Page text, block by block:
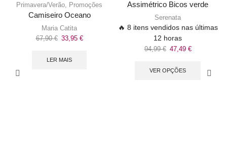
Primavera/Verão, Promoções
Camiseiro Oceano
Maria Catita
67,90€ 33,95 €
LER MAIS
Assimétrico Bicos verde
Serenata
🔥 8 itens vendidos nas últimas
12 horas
94,99€ 47,49 €
VER OPÇÕES